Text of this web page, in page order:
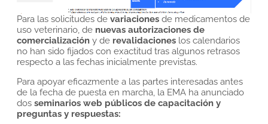
Para las solicitudes de variacionesde medicamentos de
uso veterinario, de nuevas autorizaciones de
comercialización y de revalidacioneslos calendarios
no han sido fijados con exactitud tras algunos retrasos
respecto a las fechas inicialmente previstas.
Para apoyar eficazmente a las partes interesadas antes
de la fecha de puesta en marcha, la EMA ha anunciado
dos seminarios web públicos de capacitación y
preguntas y respuestas: